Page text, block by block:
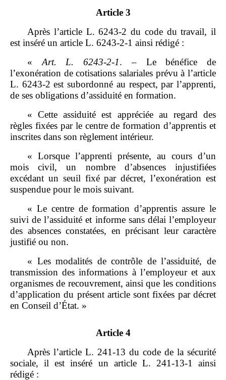
Article 3
Après l’article L. 6243‑2 du code du travail, il
est inséré un article L. 6243‑2‑1 ainsi rédigé :
« Art. L. 6243‑2‑1. – Le bénéfice de
l’exonération de cotisations salariales prévu à l’article
L. 6243‑2 est subordonné au respect, par l’apprenti,
de ses obligations d’assiduité en formation.
« Cette assiduité est appréciée au regard des
règles fixées par le centre de formation d’apprentis et
inscrites dans son règlement intérieur.
« Lorsque l’apprenti présente, au cours d’un
mois civil, un nombre d’absences injustifiées
excédant un seuil fixé par décret, l’exonération est
suspendue pour le mois suivant.
« Le centre de formation d’apprentis assure le
suivi de l’assiduité et informe sans délai l’employeur
des absences constatées, en précisant leur caractère
justifié ou non.
« Les modalités de contrôle de l’assiduité, de
transmission des informations à l’employeur et aux
organismes de recouvrement, ainsi que les conditions
d’application du présent article sont fixées par décret
en Conseil d’État. »
Article 4
Après l’article L. 241‑13 du code de la sécurité
sociale, il est inséré un article L. 241‑13‑1 ainsi
rédigé :